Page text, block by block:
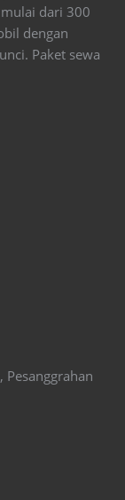
dari 300
dengan
Paket sewa
Pesanggrahan